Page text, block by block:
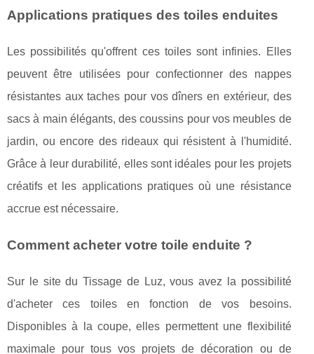
Applications pratiques des toiles enduites
Les possibilités qu'offrent ces toiles sont infinies. Elles
peuvent être utilisées pour confectionner des nappes
résistantes aux taches pour vos dîners en extérieur, des
sacs à main élégants, des coussins pour vos meubles de
jardin, ou encore des rideaux qui résistent à l'humidité.
Grâce à leur durabilité, elles sont idéales pour les projets
créatifs et les applications pratiques où une résistance
accrue est nécessaire.
Comment acheter votre toile enduite ?
Sur le site du Tissage de Luz, vous avez la possibilité
d'acheter ces toiles en fonction de vos besoins.
Disponibles à la coupe, elles permettent une flexibilité
maximale pour tous vos projets de décoration ou de